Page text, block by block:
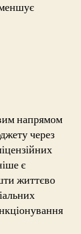
напрямом
через
є
життєво